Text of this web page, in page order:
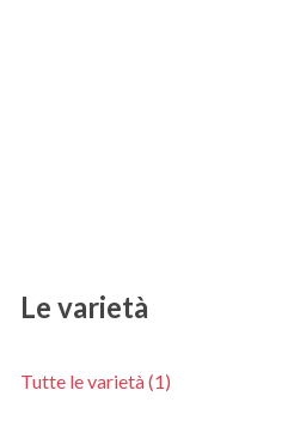
Le varietà
Tutte le varietà (1)